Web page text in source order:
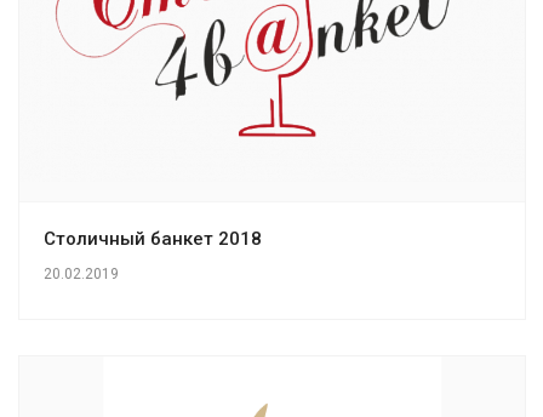
Столичный банкет 2018
20.02.2019